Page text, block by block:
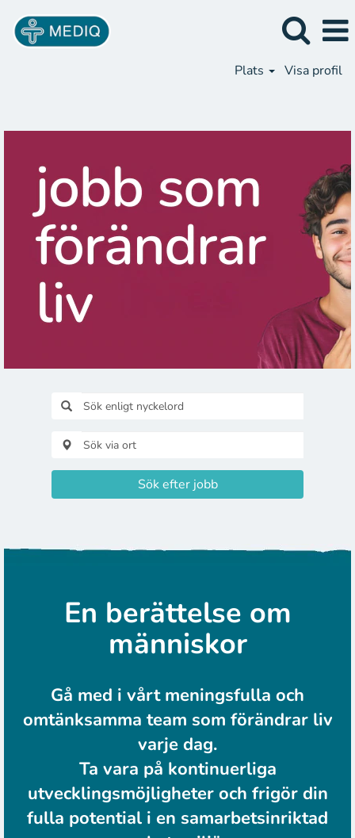
Plats Visa profil
Sök efter jobb
En berättelse om
människor
Gå med i vårt meningsfulla och
omtänksamma team som förändrar liv
varje dag.
Ta vara på kontinuerliga
utvecklingsmöjligheter och frigör din
fulla potential i en samarbetsinriktad